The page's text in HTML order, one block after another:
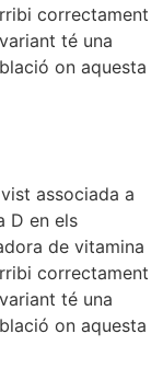
correctament
té una
on aquesta
associada a
D en els
de vitamina
correctament
té una
on aquesta